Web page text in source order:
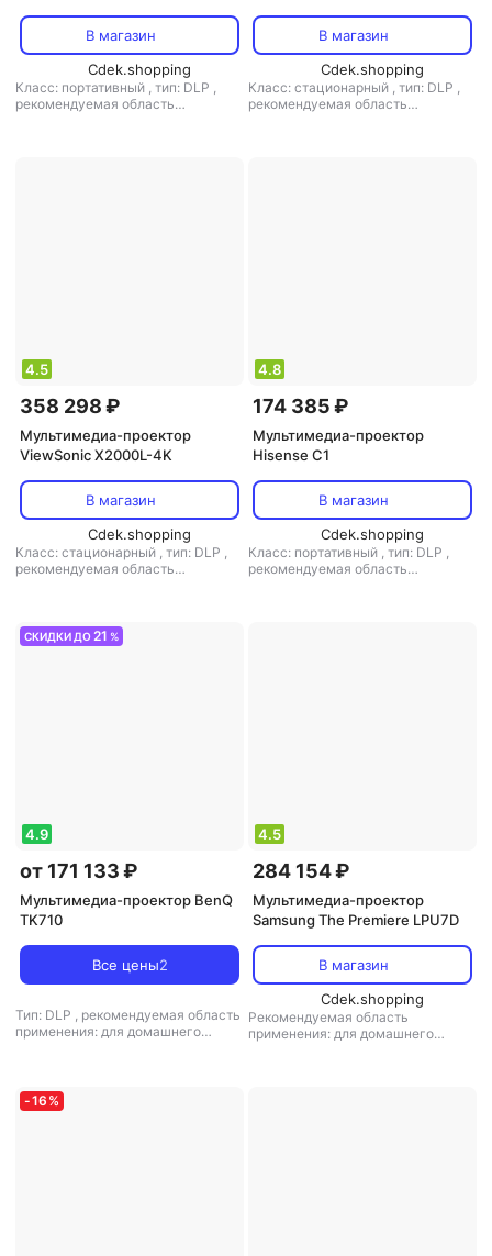
В магазин
Cdek.shopping
Класс: портативный , тип: DLP ,
рекомендуемая область
В магазин
Cdek.shopping
Класс: стационарный , тип: DLP ,
рекомендуемая область
4.5
358 298 ₽
Мультимедиа-проектор
ViewSonic X2000L-4K
В магазин
Cdek.shopping
Класс: стационарный , тип: DLP ,
рекомендуемая область
4.8
174 385 ₽
Мультимедиа-проектор
Hisense C1
В магазин
Cdek.shopping
Класс: портативный , тип: DLP ,
рекомендуемая область
СКИДКИ ДО21 %
4.9
от 171 133 ₽
Мультимедиа-проектор BenQ
TK710
Все цены2
Тип: DLP , рекомендуемая область
применения: для домашнего
4.5
284 154 ₽
Мультимедиа-проектор
Samsung The Premiere LPU7D
В магазин
Cdek.shopping
Рекомендуемая область
применения: для домашнего
-16 %